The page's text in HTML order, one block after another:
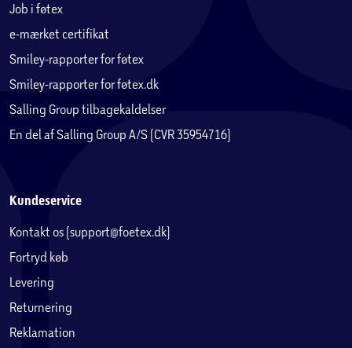
Job i føtex
e-mærket certifikat
Smiley-rapporter for føtex
Smiley-rapporter for føtex.dk
Salling Group tilbagekaldelser
En del af Salling Group A/S (CVR 35954716)
Kundeservice
Kontakt os (support@foetex.dk)
Fortryd køb
Levering
Returnering
Reklamation